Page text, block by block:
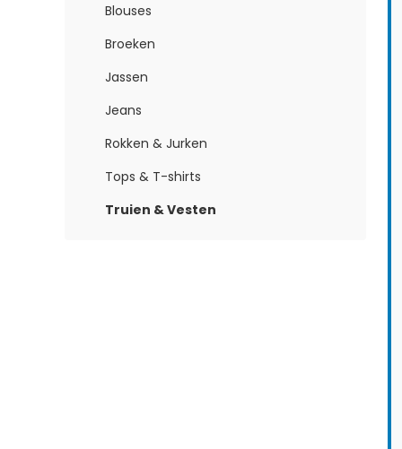
Blouses
Broeken
Jassen
Jeans
Rokken & Jurken
Tops & T-shirts
Truien & Vesten